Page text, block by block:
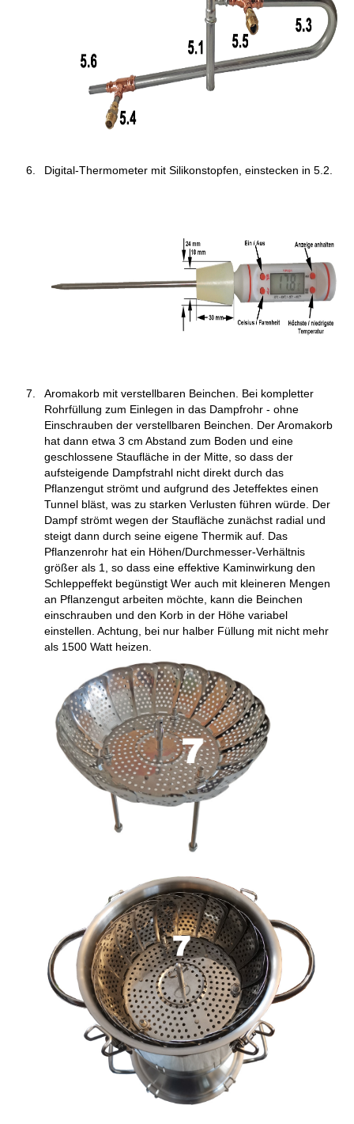
Digital-Thermometer mit Silikonstopfen, einstecken in 5.2.
Aromakorb mit verstellbaren Beinchen. Bei kompletter
Rohrfüllung zum Einlegen in das Dampfrohr - ohne
Einschrauben der verstellbaren Beinchen. Der Aromakorb
hat dann etwa 3 cm Abstand zum Boden und eine
geschlossene Staufläche in der Mitte, so dass der
aufsteigende Dampfstrahl nicht direkt durch das
Pflanzengut strömt und aufgrund des Jeteffektes einen
Tunnel bläst, was zu starken Verlusten führen würde. Der
Dampf strömt wegen der Staufläche zunächst radial und
steigt dann durch seine eigene Thermik auf. Das
Pflanzenrohr hat ein Höhen/Durchmesser-Verhältnis
größer als 1, so dass eine effektive Kaminwirkung den
Schleppeffekt begünstigt Wer auch mit kleineren Mengen
an Pflanzengut arbeiten möchte, kann die Beinchen
einschrauben und den Korb in der Höhe variabel
einstellen. Achtung, bei nur halber Füllung mit nicht mehr
als 1500 Watt heizen.